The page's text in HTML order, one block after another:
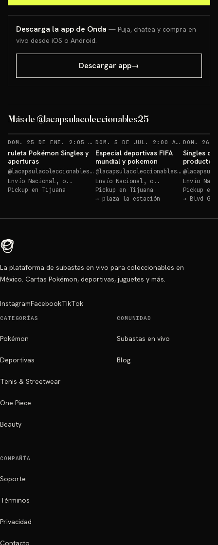
Descarga la app de Onda — Puja, chatea y compra en
vivo desde iOS o Android.
Descargar app→
Más de @lacapsulacoleccionables25
charizard colección
Sorteo: charizard colección especial ex →
DOM. 25 DE ENE. 2:05 AM · 15RECORDATORIOS
ruleta Pokémon Singles y
aperturas
@lacapsulacoleccionables25
Envío Nacional, o..
Pickup en Tijuana
DOM. 5 DE JUL. 2:00 AM ·3
Especial deportivas FIFA
mundial y pokemon
@lacapsulacoleccionables25
Envío Nacional, o..
Pickup en Tijuana
→ plaza la estación
Singles
producto
@
Envío
Pickup en
→ Blvd
La plataforma de subastas en vivo para coleccionables en
México. Cartas Pokémon, deportivas, juguetes y más.
InstagramFacebookTikTok
CATEGORÍAS
Pokémon
Deportivas
Tenis & Streetwear
One Piece
Beauty
COMUNIDAD
Subastas en vivo
Blog
COMPAÑÍA
Soporte
Términos
Privacidad
Contacto